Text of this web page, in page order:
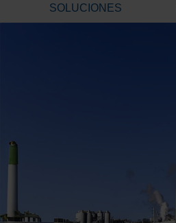
SOLUCIONES